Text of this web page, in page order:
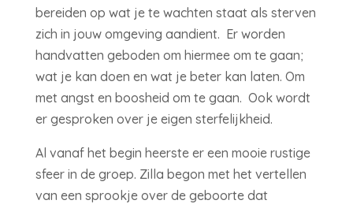
bereiden op wat je te wachten staat als sterven
zich in jouw omgeving aandient. Er worden
handvatten geboden om hiermee om te gaan;
wat je kan doen en wat je beter kan laten. Om
met angst en boosheid om te gaan. Ook wordt
er gesproken over je eigen sterfelijkheid.
Al vanaf het begin heerste er een mooie rustige
sfeer in de groep. Zilla begon met het vertellen
van een sprookje over de geboorte dat